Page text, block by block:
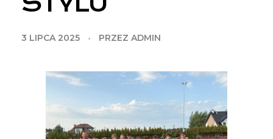
3 LIPCA 2025 PRZEZ ADMIN